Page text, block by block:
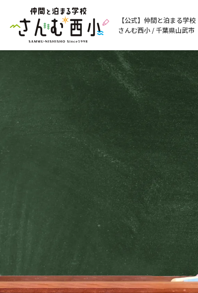
【公式】仲間と泊まる学校
さんむ西小 / 千葉県山武市